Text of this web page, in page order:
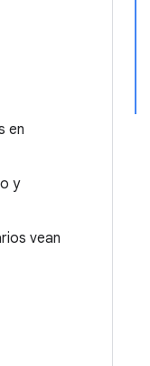
en
y
vean